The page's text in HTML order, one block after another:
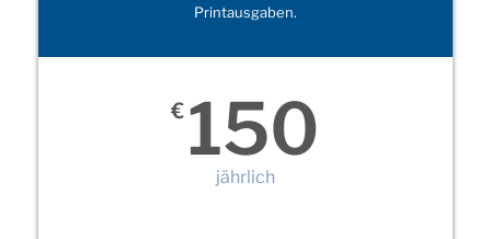
Printausgaben.
€ 150
jährlich